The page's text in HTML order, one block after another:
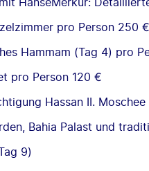
pro Person 250 €
Hammam (Tag 4) pro
pro Person 120 €
Hassan II. Moschee
Bahia Palast und
9)